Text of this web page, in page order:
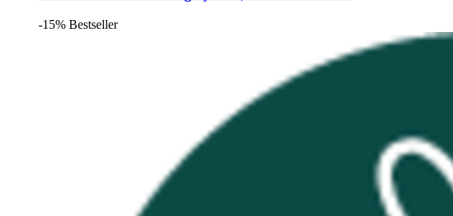
-15% Bestseller